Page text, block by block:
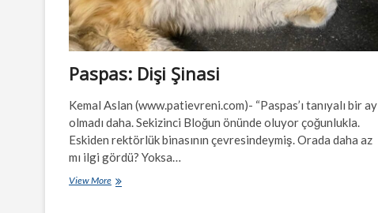
Paspas: Dişi Şinasi
Kemal Aslan (www.patievreni.com)- “Paspas’ı tanıyalı bir ay
olmadı daha. Sekizinci Bloğun önünde oluyor çoğunlukla.
Eskiden rektörlük binasının çevresindeymiş. Orada daha az
mı ilgi gördü? Yoksa…
View MorePaspas: